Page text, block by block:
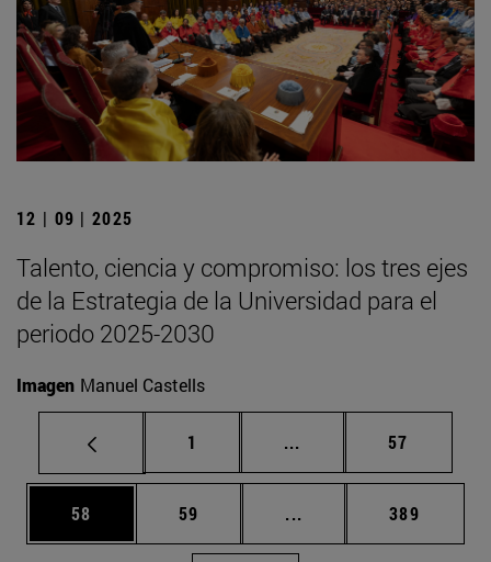
12 | 09 | 2025
Talento, ciencia y compromiso: los tres ejes
de la Estrategia de la Universidad para el
periodo 2025-2030
Imagen Manuel Castells
Página
1 ... Páginas intermedias
Página
57
Página
58 Página
59 ... Páginas intermedias
Página
389